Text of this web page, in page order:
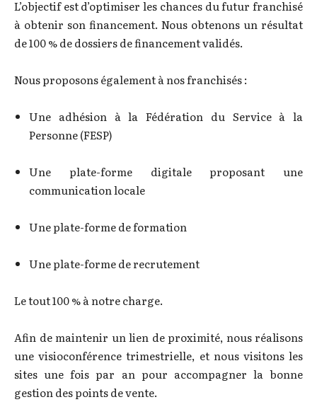
L’objectif est d’optimiser les chances du futur franchisé
à obtenir son financement. Nous obtenons un résultat
de 100 % de dossiers de financement validés.
Nous proposons également à nos franchisés :
Une adhésion à la Fédération du Service à la
Personne (FESP)
Une plate-forme digitale proposant une
communication locale
Une plate-forme de formation
Une plate-forme de recrutement
Le tout 100 % à notre charge.
Afin de maintenir un lien de proximité, nous réalisons
une visioconférence trimestrielle, et nous visitons les
sites une fois par an pour accompagner la bonne
gestion des points de vente.